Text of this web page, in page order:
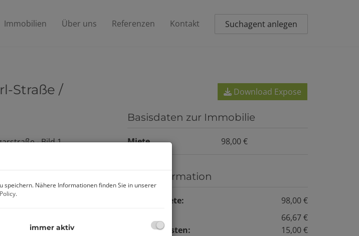
Immobilien Über uns Referenzen Kontakt Suchagent anlegen
Straße /
Download Expose
Basisdaten zur Immobilie
Miete 98,00 €
Preisinformation
Gesamtmiete:
98,00 €
66,67 €
Betriebskosten:
15,00 €
speichern. Nähere Informationen finden Sie in unserer
.
immer aktiv